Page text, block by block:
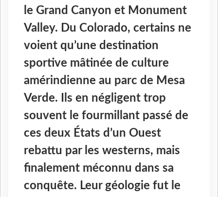
le Grand Canyon et Monument
Valley. Du Colorado, certains ne
voient qu’une destination
sportive mâtinée de culture
amérindienne au parc de Mesa
Verde. Ils en négligent trop
souvent le fourmillant passé de
ces deux États d’un Ouest
rebattu par les westerns, mais
finalement méconnu dans sa
conquête. Leur géologie fut le